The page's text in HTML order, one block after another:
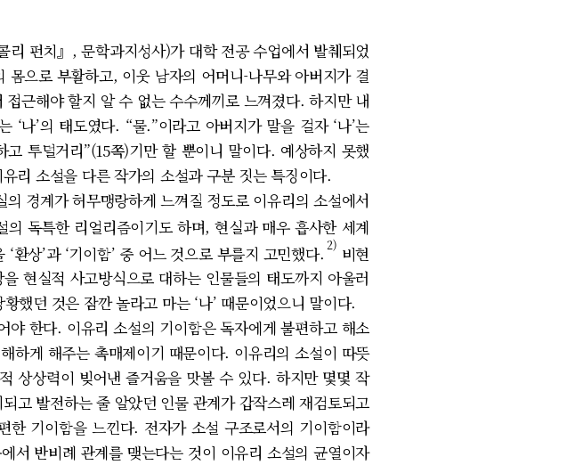
펀치』, 문학과지성사)가 대학 전공 수업에서 발췌되었
으로 부활하고, 이웃 남자의 어머니-나무와 아버지가 결
근해야 할지 알 수 없는 수수께끼로 느껴졌다. 하지만 내
나’의 태도였다. “물.”이라고 아버지가 말을 걸자 ‘나’는
투덜거리”(15쪽)기만 할 뿐이니 말이다. 예상하지 못했
리 소설을 다른 작가의 소설과 구분 짓는 특징이다.
경계가 허무맹랑하게 느껴질 정도로 이유리의 소설에서
독특한 리얼리즘이기도 하며, 현실과 매우 흡사한 세계
상’과 ‘기이함’ 중 어느 것으로 부를지 고민했다. 2) 비현
현실적 사고방식으로 대하는 인물들의 태도까지 아울러
했던 것은 잠깐 놀라고 마는 ‘나’ 때문이었으니 말이다.
한다. 이유리 소설의 기이함은 독자에게 불편하고 해소
하게 해주는 촉매제이기 때문이다. 이유리의 소설이 따뜻
상상력이 빚어낸 즐거움을 맛볼 수 있다. 하지만 몇몇 작
고 발전하는 줄 알았던 인물 관계가 갑작스레 재검토되고
기이함을 느낀다. 전자가 소설 구조로서의 기이함이라
서 반비례 관계를 맺는다는 것이 이유리 소설의 균열이자